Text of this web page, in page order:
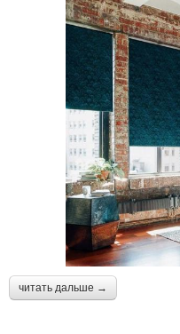
читать дальше →